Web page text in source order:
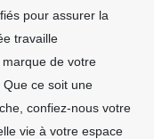
pour assurer la
travaille
de votre
ce soit une
confiez-nous votre
vie à votre espace